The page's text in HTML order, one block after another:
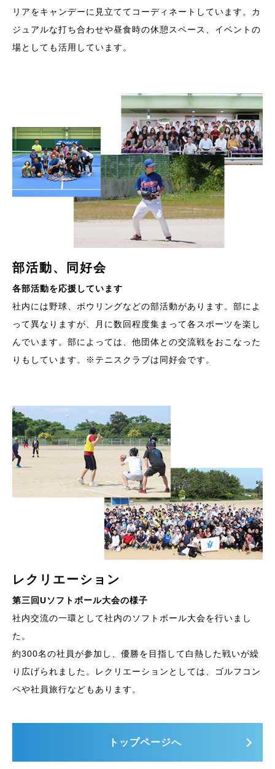
リアをキャンデーに見立ててコーディネートしています。カ
ジュアルな打ち合わせや昼食時の休憩スペース、イベントの
場としても活用しています。
部活動、同好会
各部活動を応援しています
社内には野球、ボウリングなどの部活動があります。部によ
って異なりますが、月に数回程度集まって各スポーツを楽し
んでいます。部によっては、他団体との交流戦をおこなった
りもしています。※テニスクラブは同好会です。
レクリエーション
第三回Uソフトボール大会の様子
社内交流の一環として社内のソフトボール大会を行いまし
た。
約300名の社員が参加し、優勝を目指して白熱した戦いが繰
り広げられました。レクリエーションとしては、ゴルフコン
ペや社員旅行などもあります。
トップページへ